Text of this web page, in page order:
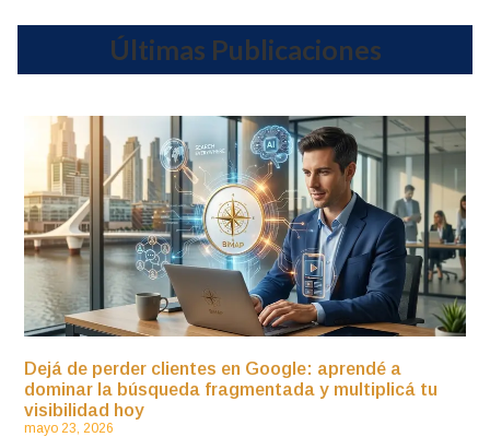
Últimas Publicaciones
Dejá de perder clientes en Google: aprendé a
dominar la búsqueda fragmentada y multiplicá tu
visibilidad hoy
mayo 23, 2026